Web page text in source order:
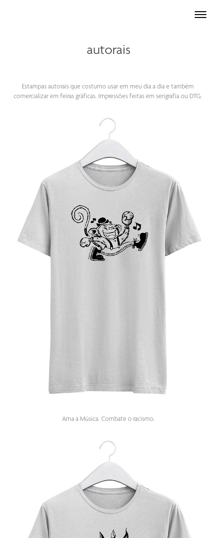
autorais
Estampas autorais que costumo usar em meu dia a dia e também
comercializar em feiras gráficas. Impressões feitas em serigrafia ou DTG.
Ama a Música. Combate o racismo.